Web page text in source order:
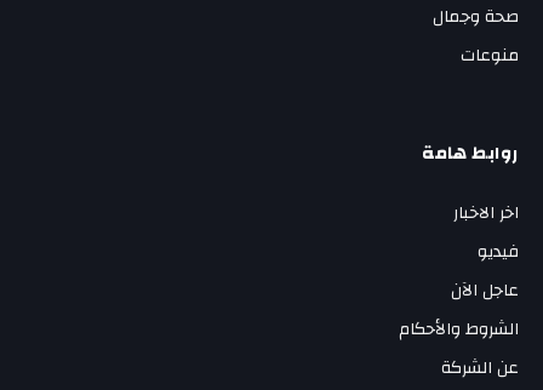
صحة وجمال
منوعات
روابط هامة
اخر الاخبار
فيديو
عاجل الآن
الشروط والأحكام
عن الشركة